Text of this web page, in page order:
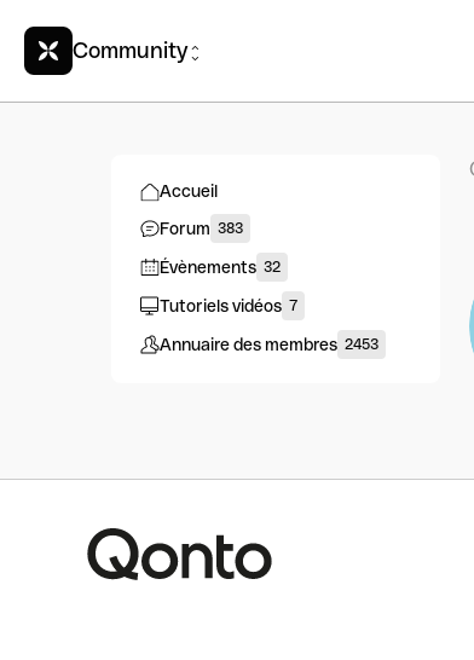
Community
Accueil
Forum 383
Évènements 32
Tutoriels vidéos 7
Annuaire des membres 2453